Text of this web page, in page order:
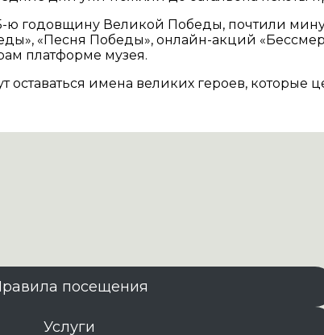
ю годовщину Великой Победы, почтили
«Песня Победы», онлайн-акций
платформе музея.
оставаться имена великих героев,
посещения
Услуги